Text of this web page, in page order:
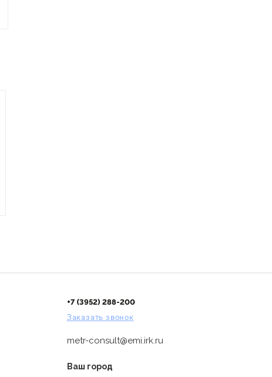
+7 (3952) 288-200
Заказать звонок
metr-consult@emi.irk.ru
Ваш город